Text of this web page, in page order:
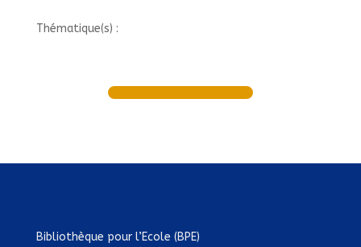
Thématique(s) :
Bibliothèque pour l’Ecole (BPE)